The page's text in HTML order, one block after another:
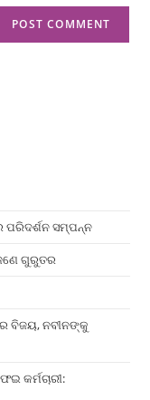
ପରିଦର୍ଶନ ସମ୍ପନ୍ନ
ଗୁରୁତର
ବିଜୟ, ନବୀନଙ୍କୁ
କର୍ମଚାରୀ: